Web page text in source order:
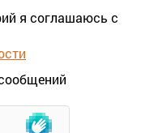
я соглашаюсь с